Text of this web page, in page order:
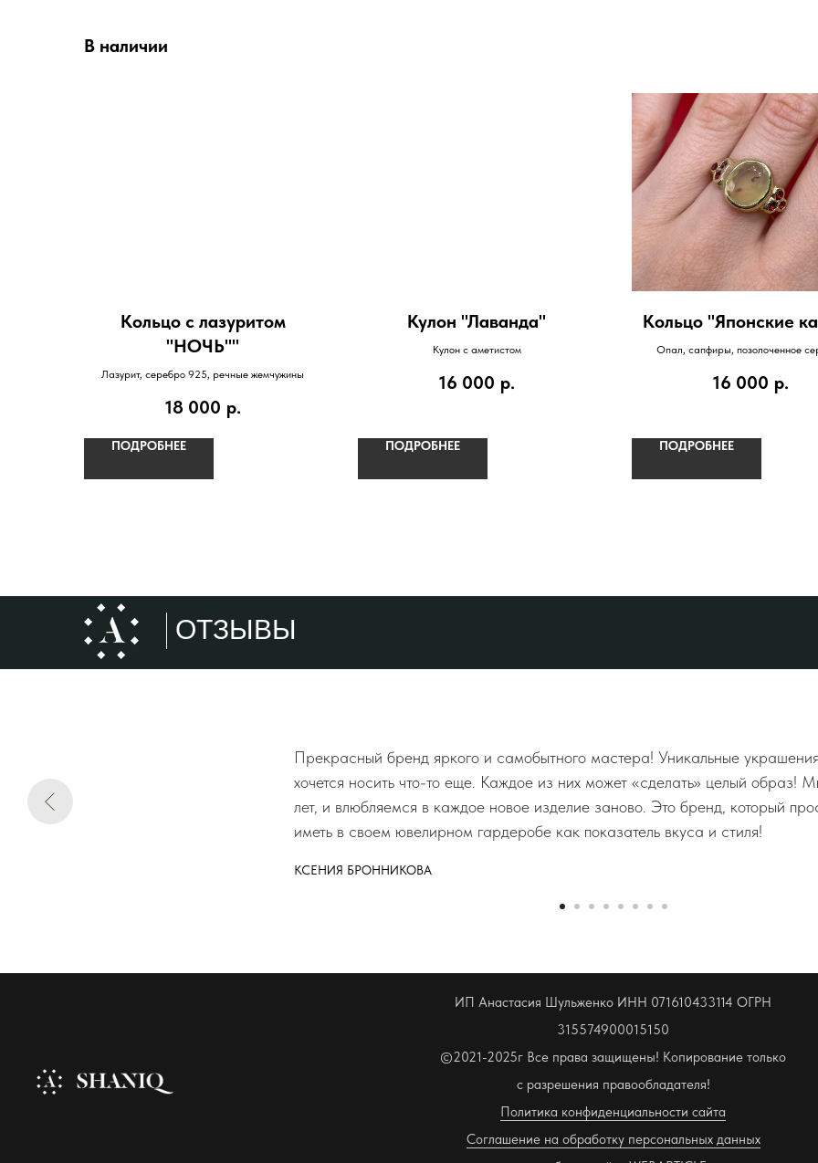
В наличии
Кольцо с лазуритом
"НОЧЬ""
Лазурит, серебро 925, речные жемчужины
18 000 р.
ПОДРОБНЕЕ
Кулон "Лаванда"
Кулон с аметистом
16 000 р.
ПОДРОБНЕЕ
Кольцо "Японские
Опал, сапфиры, позолоченное
16 000 р.
ПОДРОБНЕЕ
ОТЗЫВЫ
Прекрасный бренд яркого и самобытного мастера! Уникальные
хочется носить что-то еще. Каждое из них может «сделать» целый образ!
лет, и влюбляемся в каждое новое изделие заново. Это бренд, который
иметь в своем ювелирном гардеробе как показатель вкуса и стиля!
КСЕНИЯ БРОННИКОВА
ИП Анастасия Шульженко ИНН 071610433114 ОГРН
315574900015150
©2021-2025г Все права защищены! Копирование только
с разрешения правообладателя!
Политика конфиденциальности сайта
Соглашение на обработку персональных данных